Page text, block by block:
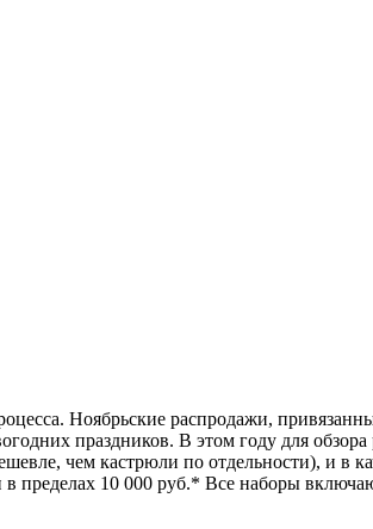
Ноябрьские распродажи,
праздников. В этом году для
чем кастрюли по отдельности), и в
пределах 10 000 руб.* Все наборы